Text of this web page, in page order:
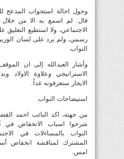
وحول احالة استجواب المدعج
قال: لم اسمع به الا من
الاجتماعي، ولا استطيع
رسمي، ولم يرد على لسان الوزير
النواب.
وأشار العبدالله إلى ان
الاستراتيجي وعلاوة الاولاد
الايجار ستعرفونه غداً.
استيضاحات النواب
من جهته، اكد النائب احمد
شرحوا اسباب الانخفاض في
النواب بالمساءلات في
المشترك لمناقشة انخفاض
امس.